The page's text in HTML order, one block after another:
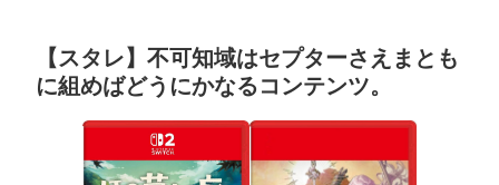
【スタレ】不可知域はセプターさえまとも
に組めばどうにかなるコンテンツ。